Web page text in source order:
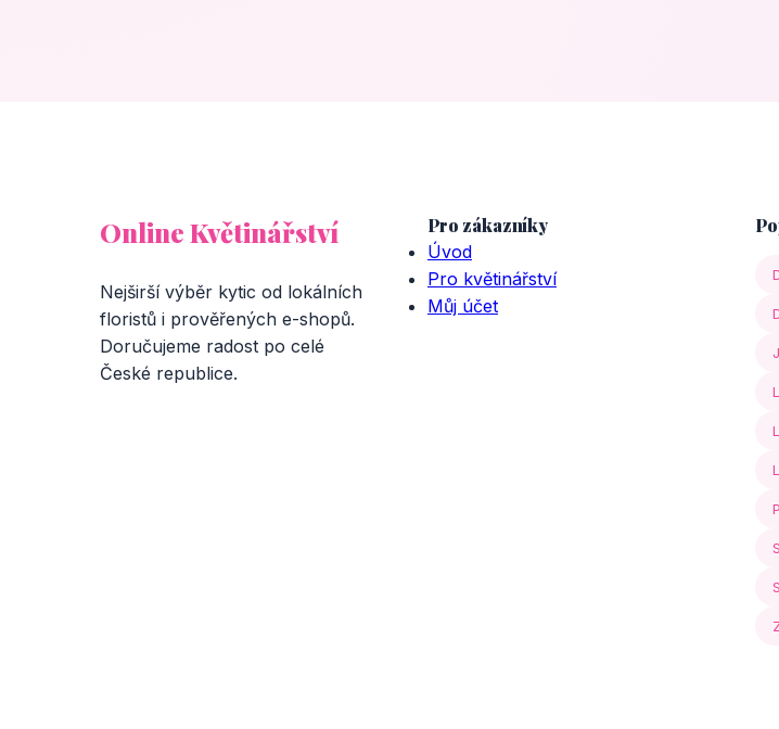
Online Květinářství
Nejširší výběr kytic od lokálních
floristů i prověřených e-shopů.
Doručujeme radost po celé
České republice.
Pro zákazníky
Úvod
Pro květinářství
Můj účet